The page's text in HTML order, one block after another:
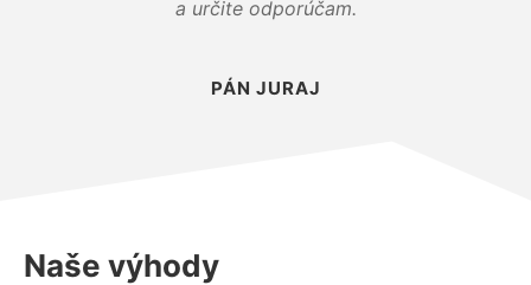
a určite odporúčam.
PÁN JURAJ
Naše výhody